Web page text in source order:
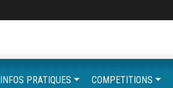
INFOS PRATIQUES COMPETITIONS